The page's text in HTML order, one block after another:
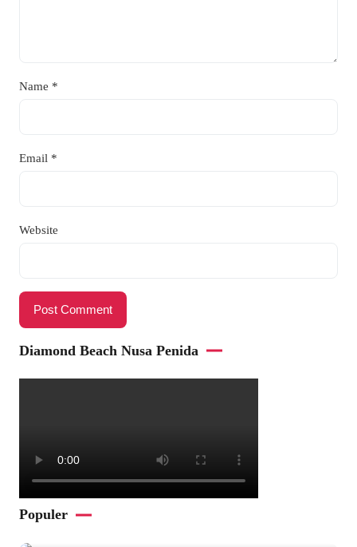
Name *
Email *
Website
Diamond Beach Nusa Penida
Populer